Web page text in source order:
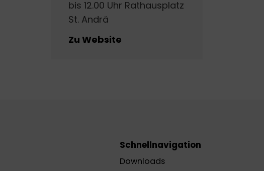
bis 12.00 Uhr Rathausplatz
St. Andrä
Zu Website
Schnellnavigation
Downloads